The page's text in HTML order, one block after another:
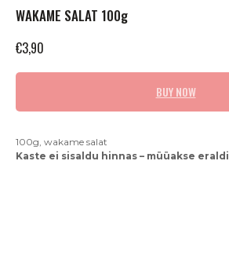
WAKAME SALAT 100g
€3,90
BUY NOW
100g, wakame salat
Kaste ei sisaldu hinnas – müüakse eraldi